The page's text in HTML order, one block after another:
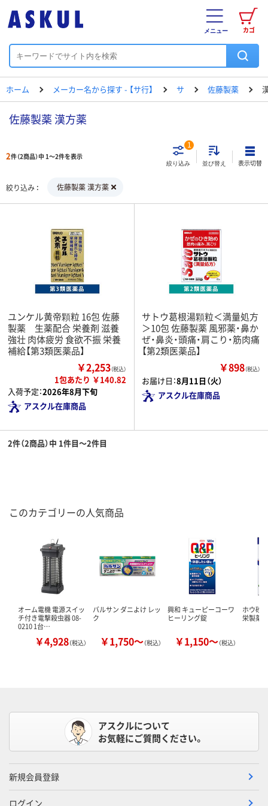
カゴ
メニュー
ホーム メーカー名から探す - 【サ行】 サ 佐藤製薬
佐藤製薬 漢方薬
2件（2商品）中 1～2件を表示
絞り込み
1
並び替え 表示切替
絞り込み 佐藤製薬 漢方薬
ユンケル黄帝顆粒 16包 佐藤
製薬 生薬配合 栄養剤 滋養
強壮 肉体疲労 食欲不振 栄養
補給【第3類医薬品】
￥2,253（税込）
1包あたり ￥140.82
入荷予定：2026年8月下旬
アスクル在庫商品
サトウ葛根湯顆粒＜満量処方
＞10包 佐藤製薬 風邪薬・鼻か
ぜ・鼻炎・頭痛・肩こり・筋肉痛
【第2類医薬品】
￥898（税込）
お届け日：8月11日（火）
アスクル在庫商品
2件（2商品）中 1件目～2件目
このカテゴリーの人気商品
オーム電機 電源スイッ
チ付き電撃殺虫器 08-
0210 1台…
￥4,928（税込）
バルサン ダニよけ レッ
ク
￥1,750～（税込）
興和 キューピーコーワ
ヒーリング錠
￥1,150～（税込）
ホウ砂（
栄製薬
アスクルについて
お気軽にご質問ください。
新規会員登録
ログイン